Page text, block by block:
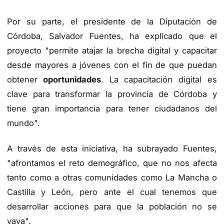
Por su parte, el presidente de la Diputación de
Córdoba, Salvador Fuentes, ha explicado que el
proyecto "permite atajar la brecha digital y capacitar
desde mayores a jóvenes con el fin de que puedan
obtener oportunidades. La capacitación digital es
clave para transformar la provincia de Córdoba y
tiene gran importancia para tener ciudadanos del
mundo".
A través de esta iniciativa, ha subrayado Fuentes,
"afrontamos el reto demográfico, que no nos afecta
tanto como a otras comunidades como La Mancha o
Castilla y León, pero ante el cual tenemos que
desarrollar acciones para que la población no se
vaya".